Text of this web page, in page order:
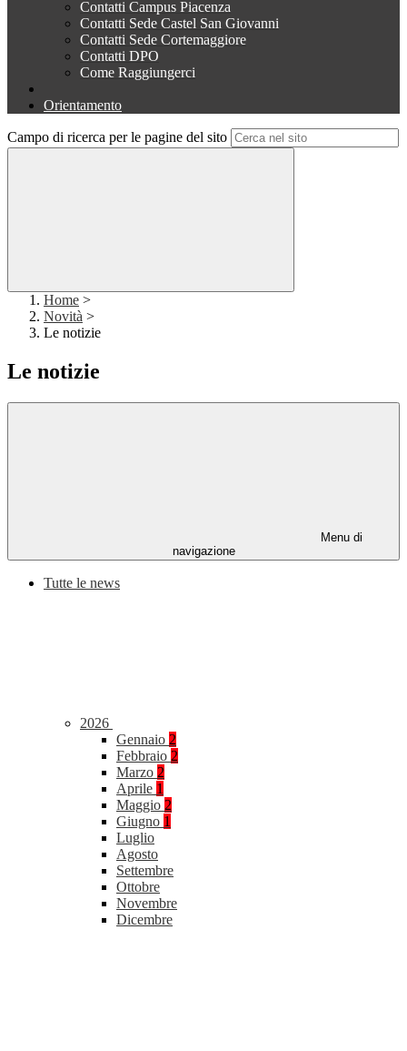
Contatti Campus Piacenza
Contatti Sede Castel San Giovanni
Contatti Sede Cortemaggiore
Contatti DPO
Come Raggiungerci
Orientamento
Campo di ricerca per le pagine del sito
Home >
Novità >
Le notizie
Le notizie
Menu di
navigazione
Tutte le news
2026
Gennaio 2
Febbraio 2
Marzo 2
Aprile 1
Maggio 2
Giugno 1
Luglio
Agosto
Settembre
Ottobre
Novembre
Dicembre